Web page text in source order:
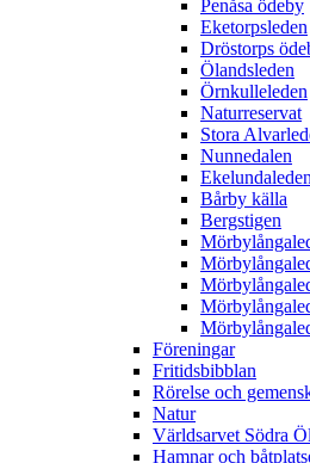
Penåsa ödeby
Eketorpsleden
Dröstorps
Ölandsleden
Örnkulleleden
Naturreservat
Stora
Nunnedalen
Ekelundaleden
Bårby källa
Bergstigen
Föreningar
Fritidsbibblan
Rörelse och
Natur
Världsarvet Södra
Hamnar och